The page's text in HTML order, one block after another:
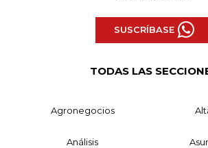
SUSCRÍBASE
TODAS LAS
Agronegocios
Análisis